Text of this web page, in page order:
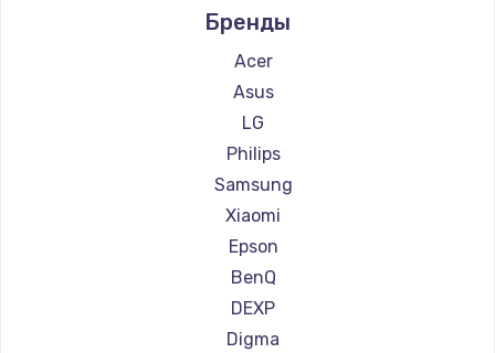
Ремонт проекторов Barco
Ремонт проекторов Xgimi
Ремонт проекторов Canon
Ремонт проекторов JVC
Ремонт проекторов Casio
Ремонт проекторов Hiper
Ремонт проекторов HITACHI
Ремонт проекторов Panasonic
Ремонт проекторов Hisense
Бренды
Acer
Asus
LG
Philips
Samsung
Xiaomi
Epson
BenQ
DEXP
Digma